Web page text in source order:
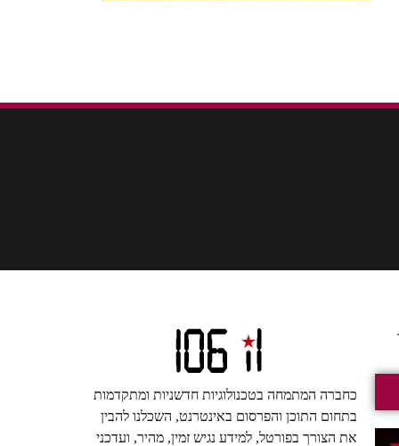
כחברה המתמחה בטכנולוגיות חדשניות ומתקדמות
בתחום התוכן והפרסום באינטרנט, השכלנו להבין
את הצורך בפורטל, למידע נגיש זמין, מהיר, ועדכני